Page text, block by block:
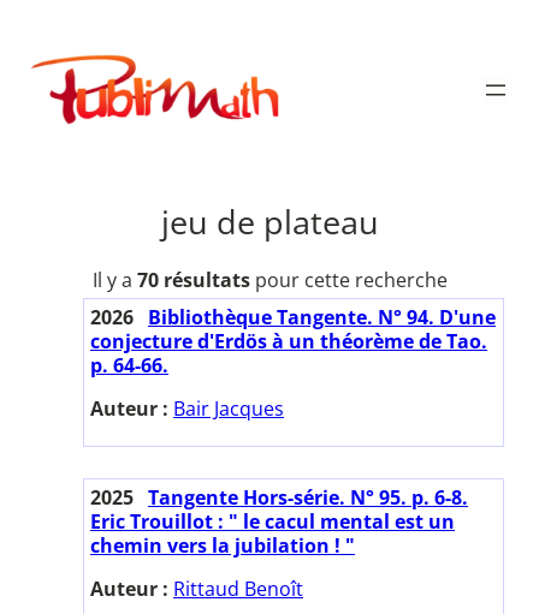
contenu
Publimath
jeu de plateau
Il y a 70 résultatspour cette recherche
2026 Bibliothèque Tangente. N° 94. D'une
conjecture d'Erdös à un théorème de Tao.
p. 64-66.
Auteur : Bair Jacques
2025 Tangente Hors-série. N° 95. p. 6-8.
Eric Trouillot : " le cacul mental est un
chemin vers la jubilation ! "
Auteur : Rittaud Benoît